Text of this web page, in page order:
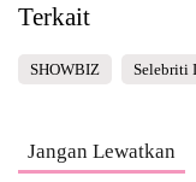
Terkait
SHOWBIZ Selebriti
Jangan Lewatkan